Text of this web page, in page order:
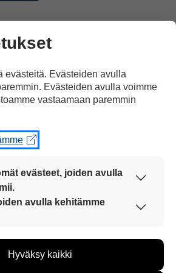
artikkeliin
uskoo tasa-
klo 23:58
calls president of
evästeitä. Evästeiden avulla
Evästeiden avulla voimme
vastaamaan paremmin
evästeet, joiden avulla
aina käytössä, jotta
sujuvasti ja turvallisesti.
avulla kehitämme
vastaamaan paremmin
Hyväksy kaikki